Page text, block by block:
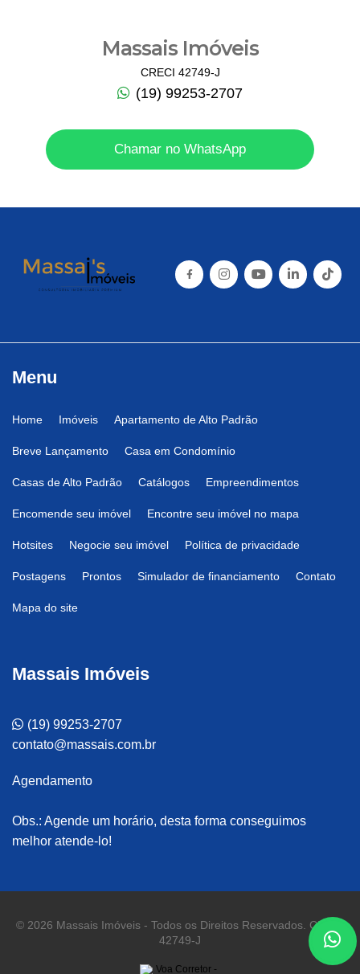
Massais Imóveis
CRECI 42749-J
(19) 99253-2707
Chamar no WhatsApp
Menu
Home Imóveis Apartamento de Alto Padrão
Breve Lançamento Casa em Condomínio
Casas de Alto Padrão Catálogos Empreendimentos
Encomende seu imóvel Encontre seu imóvel no mapa
Hotsites Negocie seu imóvel Política de privacidade
Postagens Prontos Simulador de financiamento Contato
Mapa do site
Massais Imóveis
(19) 99253-2707
contato@massais.com.br
Agendamento
Obs.: Agende um horário, desta forma conseguimos
melhor atende-lo!
© 2026 Massais Imóveis - Todos os Direitos Reservados. CRECI
42749-J